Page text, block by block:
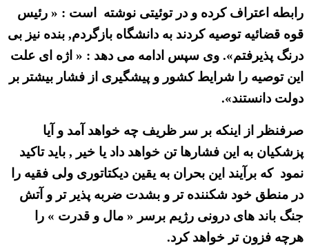
رابطه اعتراف کرده و در توئیتی نوشته است : « رئیس
قوه قضائیه توصیه کردند به دانشگاه بازگردم, بنده نیز بی
درنگ پذیرفتم». وی سپس ادامه می دهد : « اژه ای علت
این توصیه را شرایط کشور و پیشگیری از فشار بیشتر بر
دولت دانستند».
صرفنظر از اینکه بر سر ظریف چه خواهد آمد و آیا
پزشکیان به این فشارها تن خواهد داد یا خیر , باید تاکید
نمود که برآیند این بحران به یقین دیکتاتوری ولی فقیه را
در منطق خود شکننده تر و بشدت ضربه پذیر تر و آتش
جنگ باند های درونی رژیم برسر « مال و قدرت » را
هرچه فزون تر خواهد کرد.